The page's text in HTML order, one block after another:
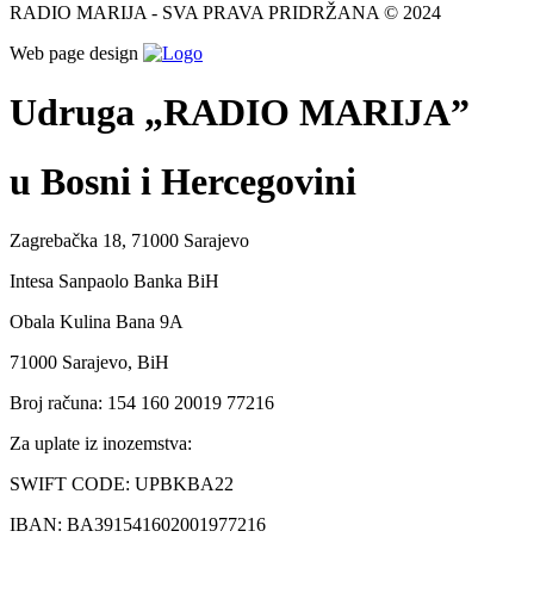
RADIO MARIJA - SVA PRAVA PRIDRŽANA © 2024
Web page design
Udruga „RADIO MARIJA”
u Bosni i Hercegovini
Zagrebačka 18, 71000 Sarajevo
Intesa Sanpaolo Banka BiH
Obala Kulina Bana 9A
71000 Sarajevo, BiH
Broj računa: 154 160 20019 77216
Za uplate iz inozemstva:
SWIFT CODE: UPBKBA22
IBAN: BA391541602001977216